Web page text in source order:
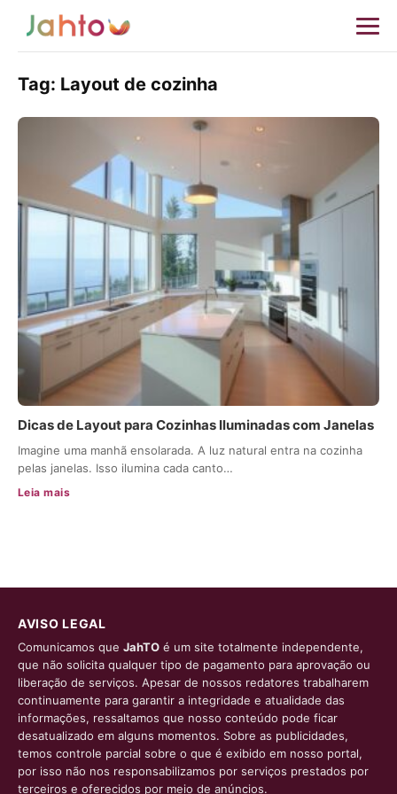
Tag: Layout de cozinha
Dicas de Layout para Cozinhas Iluminadas com Janelas
Imagine uma manhã ensolarada. A luz natural entra na cozinha
pelas janelas. Isso ilumina cada canto…
Leia mais
AVISO LEGAL
Comunicamos que JahTO é um site totalmente independente,
que não solicita qualquer tipo de pagamento para aprovação ou
liberação de serviços. Apesar de nossos redatores trabalharem
continuamente para garantir a integridade e atualidade das
informações, ressaltamos que nosso conteúdo pode ficar
desatualizado em alguns momentos. Sobre as publicidades,
temos controle parcial sobre o que é exibido em nosso portal,
por isso não nos responsabilizamos por serviços prestados por
terceiros e oferecidos por meio de anúncios.